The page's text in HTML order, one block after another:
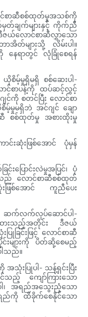
စာဆီစစ်ထုတ်မှုအသစ်ကို
ချက်များနှင့် ကိုက်ညီ
ဇယ်လောင်စာဆီလွှာသော
တ်များသို့ လိမ်းပါ။
နေရာတွင် လုံခြုံစေရန်
စိမ့်မှုရှိမရှိ စစ်ဆေးပါ-
ာင်စာပန့်ကို ထပ်ဆင့်လွှင့်
င်ကို စတင်ပြီး လောင်စာ
မှုမရှိဘဲ အင်ဂျင် ချော
စစ်ထုတ်မှု အစားထိုးမှု
းဆုံးဖြစ်အောင် ပုံမှန်
းပြောင်းလဲမှုအပြင်၊ ပုံ
သည် လောင်စာဆီစစ်ထုတ်
ဖြစ်အောင် ကူညီပေး
ဆက်လက်လုပ်ဆောင်ပါ-
ားသည့်အတိုင်း ဒီဇယ်
ြုခြင်းဖြင့် လောင်စာဆီ
င်းများကို ပိတ်ဆို့စေမည့်
ါသည်။
သုံးပြုပါ- သန့်ရှင်းပြီး
ည့် ကျော်ကြားသော
ပါ၊ အရည်အသွေးညံ့သော
ည်ကို ထိခိုက်စေနိုင်သော